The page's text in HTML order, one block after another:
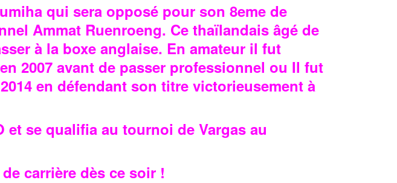
qui sera opposé pour son 8eme de
Ammat Ruenroeng. Ce thaïlandais âgé de
à la boxe anglaise. En amateur il fut
2007 avant de passer professionnel ou Il fut
en défendant son titre victorieusement à
se qualifia au tournoi de Vargas au
carrière dès ce soir !